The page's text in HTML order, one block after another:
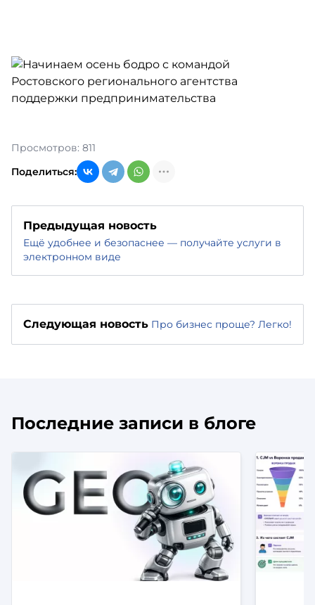
Просмотров: 811
Поделиться:
Предыдущая новость
Ещё удобнее и безопаснее — получайте услуги в
электронном виде
Следующая новость Про бизнес проще? Легко!
Последние записи в блоге